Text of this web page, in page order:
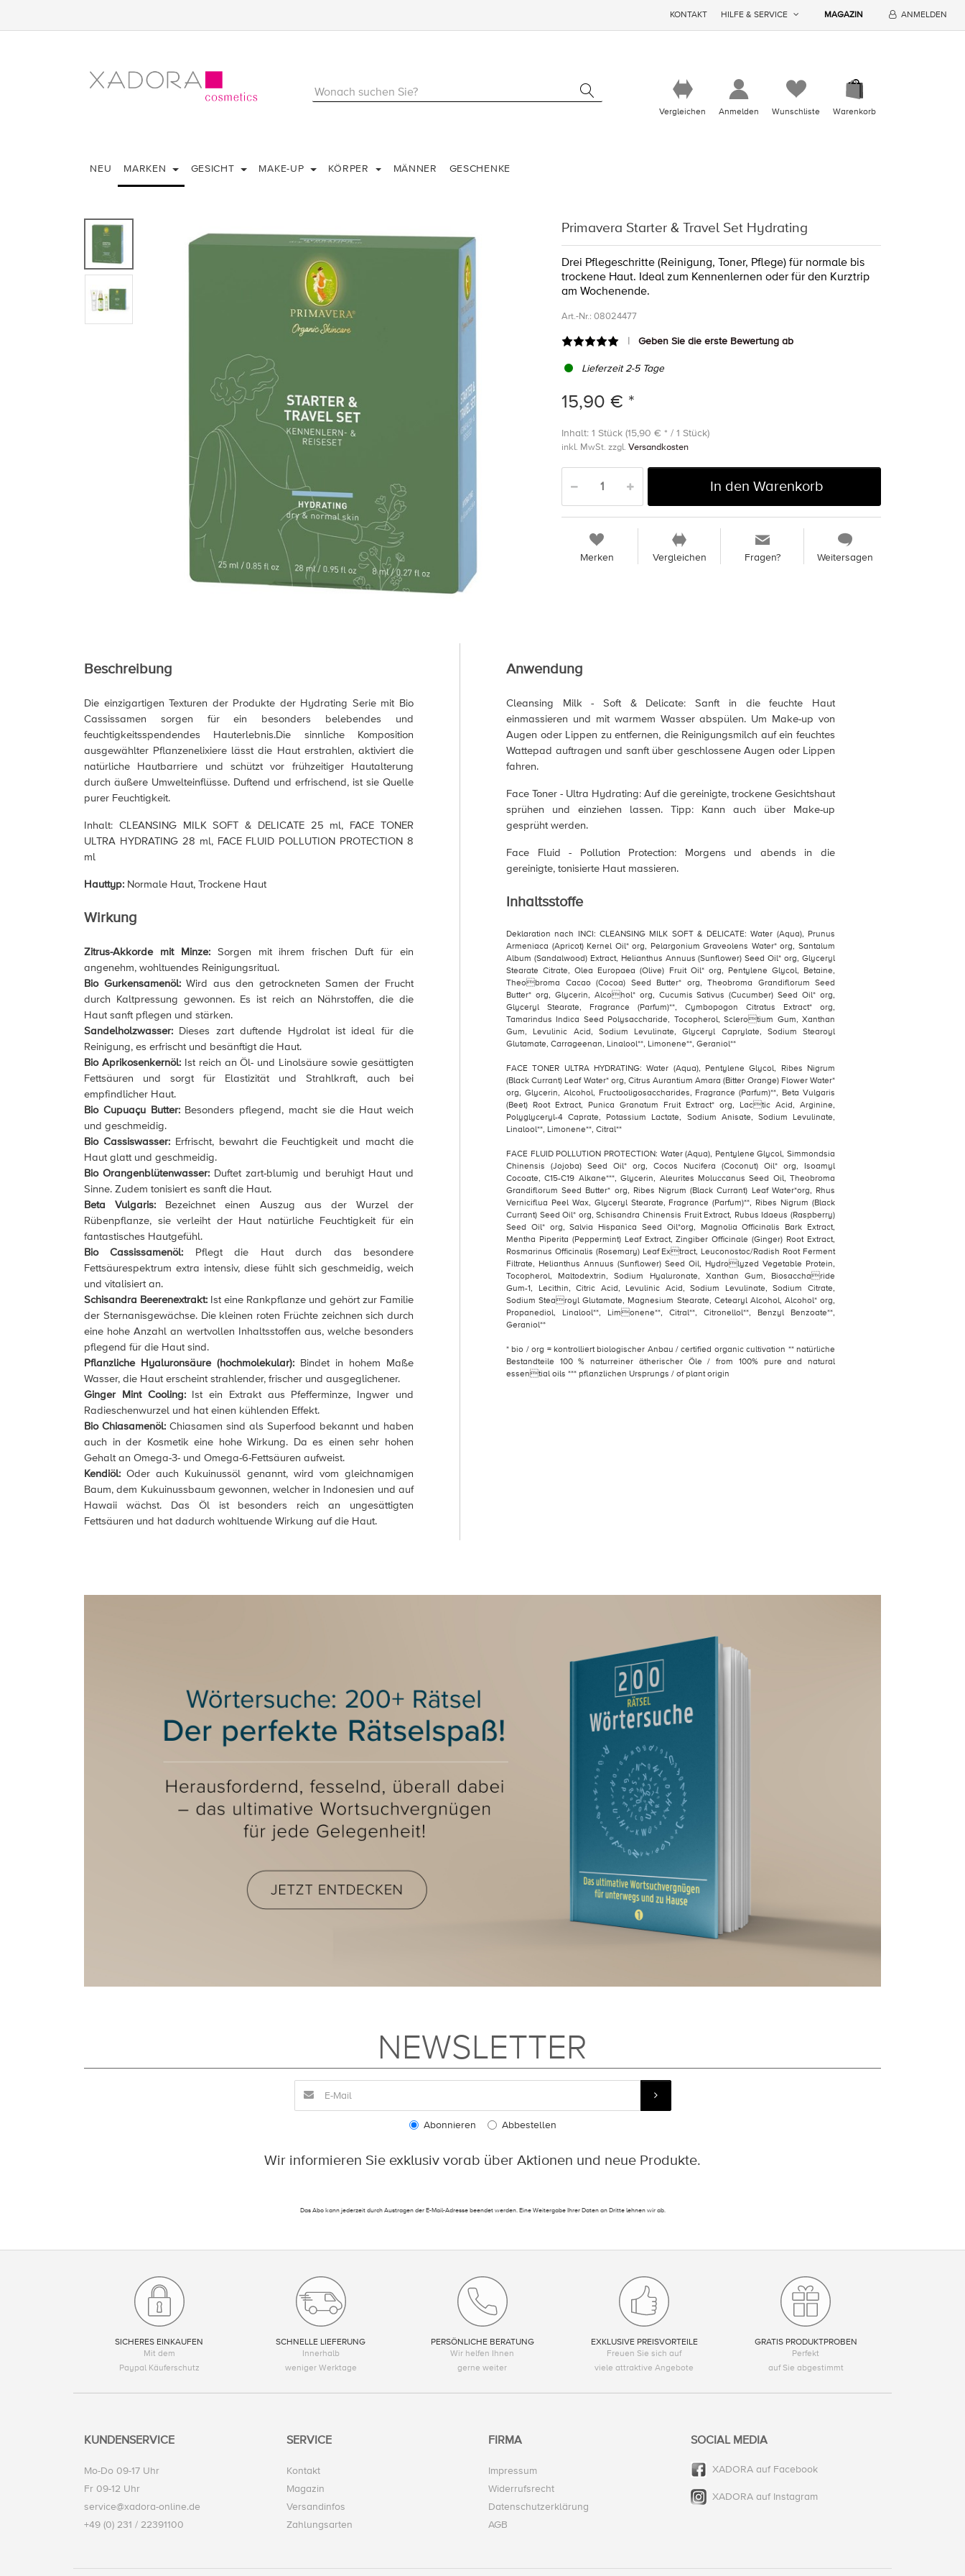
KONTAKT HILFE & SERVICE MAGAZIN ANMELDEN
Vergleichen Anmelden Wunschliste Warenkorb
NEU MARKEN GESICHT MAKE-UP KÖRPER MÄNNER GESCHENKE
Primavera Starter & Travel Set Hydrating
Drei Pflegeschritte (Reinigung, Toner, Pflege) für normale bis
trockene Haut. Ideal zum Kennenlernen oder für den Kurztrip
am Wochenende.
Art.-Nr.: 08024477
Geben Sie die erste Bewertung ab
Lieferzeit 2-5 Tage
15,90 € *
Inhalt: 1 Stück (15,90 € * / 1 Stück)
inkl. MwSt. zzgl. Versandkosten
In den Warenkorb
Merken Vergleichen Fragen? Weitersagen
Beschreibung
Die einzigartigen Texturen der Produkte der Hydrating Serie mit Bio
Cassissamen sorgen für ein besonders belebendes und
feuchtigkeitsspendendes Hauterlebnis.Die sinnliche Komposition
ausgewählter Pflanzenelixiere lässt die Haut erstrahlen, aktiviert die
natürliche Hautbarriere und schützt vor frühzeitiger Hautalterung
durch äußere Umwelteinflüsse. Duftend und erfrischend, ist sie Quelle
purer Feuchtigkeit.
Inhalt: CLEANSING MILK SOFT & DELICATE 25 ml, FACE TONER
ULTRA HYDRATING 28 ml, FACE FLUID POLLUTION PROTECTION 8
ml
Hauttyp: Normale Haut, Trockene Haut
Wirkung
Zitrus-Akkorde mit Minze:Sorgen mit ihrem frischen Duft für ein
angenehm, wohltuendes Reinigungsritual.
Bio Gurkensamenöl:Wird aus den getrockneten Samen der Frucht
durch Kaltpressung gewonnen. Es ist reich an Nährstoffen, die die
Haut sanft pflegen und stärken.
Sandelholzwasser: Dieses zart duftende Hydrolat ist ideal für die
Reinigung, es erfrischt und besänftigt die Haut.
Bio Aprikosenkernöl:Ist reich an Öl- und Linolsäure sowie gesättigten
Fettsäuren und sorgt für Elastizität und Strahlkraft, auch bei
empfindlicher Haut.
Bio Cupuaçu Butter:Besonders pflegend, macht sie die Haut weich
und geschmeidig.
Bio Cassiswasser:Erfrischt, bewahrt die Feuchtigkeit und macht die
Haut glatt und geschmeidig.
Bio Orangenblütenwasser: Duftet zart-blumig und beruhigt Haut und
Sinne. Zudem tonisiert es sanft die Haut.
Beta Vulgaris: Bezeichnet einen Auszug aus der Wurzel der
Rübenpflanze, sie verleiht der Haut natürliche Feuchtigkeit für ein
fantastisches Hautgefühl.
Bio Cassissamenöl: Pflegt die Haut durch das besondere
Fettsäurespektrum extra intensiv, diese fühlt sich geschmeidig, weich
und vitalisiert an.
Schisandra Beerenextrakt: Ist eine Rankpflanze und gehört zur Familie
der Sternanisgewächse. Die kleinen roten Früchte zeichnen sich durch
eine hohe Anzahl an wertvollen Inhaltsstoffen aus, welche besonders
pflegend für die Haut sind.
Pflanzliche Hyaluronsäure (hochmolekular): Bindet in hohem Maße
Wasser, die Haut erscheint strahlender, frischer und ausgeglichener.
Ginger Mint Cooling:Ist ein Extrakt aus Pfefferminze, Ingwer und
Radieschenwurzel und hat einen kühlenden Effekt.
Bio Chiasamenöl: Chiasamen sind als Superfood bekannt und haben
auch in der Kosmetik eine hohe Wirkung. Da es einen sehr hohen
Gehalt an Omega-3- und Omega-6-Fettsäuren aufweist.
Kendiöl: Oder auch Kukuinussöl genannt, wird vom gleichnamigen
Baum, dem Kukuinussbaum gewonnen, welcher in Indonesien und auf
Hawaii wächst. Das Öl ist besonders reich an ungesättigten
Fettsäuren und hat dadurch wohltuende Wirkung auf die Haut.
Anwendung
Cleansing Milk - Soft & Delicate: Sanft in die feuchte Haut
einmassieren und mit warmem Wasser abspülen. Um Make-up von
Augen oder Lippen zu entfernen, die Reinigungsmilch auf ein feuchtes
Wattepad auftragen und sanft über geschlossene Augen oder Lippen
fahren.
Face Toner - Ultra Hydrating: Auf die gereinigte, trockene Gesichtshaut
sprühen und einziehen lassen. Tipp: Kann auch über Make-up
gesprüht werden.
Face Fluid - Pollution Protection: Morgens und abends in die
gereinigte, tonisierte Haut massieren.
Inhaltsstoffe
Deklaration nach INCI: CLEANSING MILK SOFT & DELICATE: Water (Aqua), Prunus
Armeniaca (Apricot) Kernel Oil* org, Pelargonium Graveolens Water* org, Santalum
Album (Sandalwood) Extract, Helianthus Annuus (Sunflower) Seed Oil* org, Glyceryl
Stearate Citrate, Olea Europaea (Olive) Fruit Oil* org, Pentylene Glycol, Betaine,
Theobroma Cacao (Cocoa) Seed Butter* org, Theobroma Grandiflorum Seed
Butter* org, Glycerin, Alcohol* org, Cucumis Sativus (Cucumber) Seed Oil* org,
Glyceryl Stearate, Fragrance (Parfum)**, Cymbopogon Citratus Extract* org,
Tamarindus Indica Seed Polysaccharide, Tocopherol, Sclerotium Gum, Xanthan
Gum, Levulinic Acid, Sodium Levulinate, Glyceryl Caprylate, Sodium Stearoyl
Glutamate, Carrageenan, Linalool**, Limonene**, Geraniol**
FACE TONER ULTRA HYDRATING: Water (Aqua), Pentylene Glycol, Ribes Nigrum
(Black Currant) Leaf Water* org, Citrus Aurantium Amara (Bitter Orange) Flower Water*
org, Glycerin, Alcohol, Fructooligosaccharides, Fragrance (Parfum)**, Beta Vulgaris
(Beet) Root Extract, Punica Granatum Fruit Extract* org, Lactic Acid, Arginine,
Polyglyceryl-4 Caprate, Potassium Lactate, Sodium Anisate, Sodium Levulinate,
Linalool**, Limonene**, Citral**
FACE FLUID POLLUTION PROTECTION: Water (Aqua), Pentylene Glycol, Simmondsia
Chinensis (Jojoba) Seed Oil* org, Cocos Nucifera (Coconut) Oil* org, Isoamyl
Cocoate, C15-C19 Alkane***, Glycerin, Aleurites Moluccanus Seed Oil, Theobroma
Grandiflorum Seed Butter* org, Ribes Nigrum (Black Currant) Leaf Water*org, Rhus
Verniciflua Peel Wax, Glyceryl Stearate, Fragrance (Parfum)**, Ribes Nigrum (Black
Currant) Seed Oil* org, Schisandra Chinensis Fruit Extract, Rubus Idaeus (Raspberry)
Seed Oil* org, Salvia Hispanica Seed Oil*org, Magnolia Officinalis Bark Extract,
Mentha Piperita (Peppermint) Leaf Extract, Zingiber Officinale (Ginger) Root Extract,
Rosmarinus Officinalis (Rosemary) Leaf Extract, Leuconostoc/Radish Root Ferment
Filtrate, Helianthus Annuus (Sunflower) Seed Oil, Hydrolyzed Vegetable Protein,
Tocopherol, Maltodextrin, Sodium Hyaluronate, Xanthan Gum, Biosaccharide
Gum-1, Lecithin, Citric Acid, Levulinic Acid, Sodium Levulinate, Sodium Citrate,
Sodium Stearoyl Glutamate, Magnesium Stearate, Cetearyl Alcohol, Alcohol* org,
Propanediol, Linalool**, Limonene**, Citral**, Citronellol**, Benzyl Benzoate**,
Geraniol**
* bio / org = kontrolliert biologischer Anbau / certified organic cultivation ** natürliche
Bestandteile 100 % naturreiner ätherischer Öle / from 100% pure and natural
essential oils *** pflanzlichen Ursprungs / of plant origin
NEWSLETTER
Abonnieren Abbestellen
Wir informieren Sie exklusiv vorab über Aktionen und neue Produkte.
Das Abo kann jederzeit durch Austragen der E-Mail-Adresse beendet werden. Eine Weitergabe Ihrer Daten an Dritte lehnen wir ab.
SICHERES EINKAUFEN
Mit dem
Paypal Käuferschutz
SCHNELLE LIEFERUNG
Innerhalb
weniger Werktage
PERSÖNLICHE BERATUNG
Wir helfen Ihnen
gerne weiter
EXKLUSIVE PREISVORTEILE
Freuen Sie sich auf
viele attraktive Angebote
GRATIS PRODUKTPROBEN
Perfekt
auf Sie abgestimmt
KUNDENSERVICE
Mo-Do 09-17 Uhr
Fr 09-12 Uhr
service@xadora-online.de
+49 (0) 231 / 22391100
SERVICE
Kontakt
Magazin
Versandinfos
Zahlungsarten
FIRMA
Impressum
Widerrufsrecht
Datenschutzerklärung
AGB
SOCIAL MEDIA
XADORA auf Facebook
XADORA auf Instagram